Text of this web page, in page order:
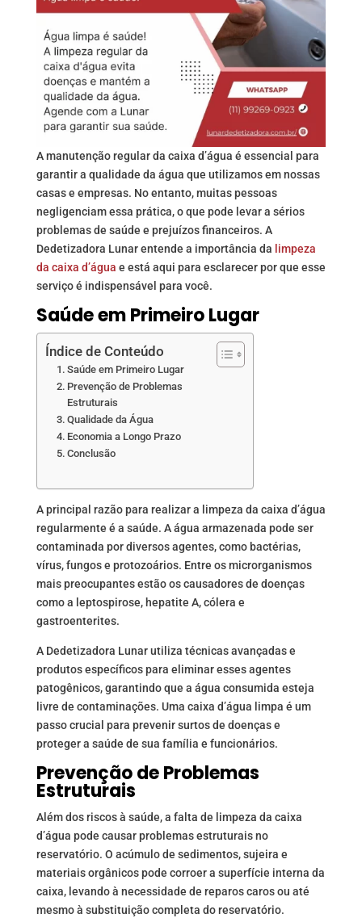
A manutenção regular da caixa d’água é essencial para
garantir a qualidade da água que utilizamos em nossas
casas e empresas. No entanto, muitas pessoas
negligenciam essa prática, o que pode levar a sérios
problemas de saúde e prejuízos financeiros. A
Dedetizadora Lunar entende a importância da limpeza
da caixa d’água e está aqui para esclarecer por que esse
serviço é indispensável para você.
Saúde em Primeiro Lugar
Índice de Conteúdo
Saúde em Primeiro Lugar
Prevenção de Problemas
Estruturais
Qualidade da Água
Economia a Longo Prazo
Conclusão
A principal razão para realizar a limpeza da caixa d’água
regularmente é a saúde. A água armazenada pode ser
contaminada por diversos agentes, como bactérias,
vírus, fungos e protozoários. Entre os microrganismos
mais preocupantes estão os causadores de doenças
como a leptospirose, hepatite A, cólera e
gastroenterites.
A Dedetizadora Lunar utiliza técnicas avançadas e
produtos específicos para eliminar esses agentes
patogênicos, garantindo que a água consumida esteja
livre de contaminações. Uma caixa d’água limpa é um
passo crucial para prevenir surtos de doenças e
proteger a saúde de sua família e funcionários.
Prevenção de Problemas
Estruturais
Além dos riscos à saúde, a falta de limpeza da caixa
d’água pode causar problemas estruturais no
reservatório. O acúmulo de sedimentos, sujeira e
materiais orgânicos pode corroer a superfície interna da
caixa, levando à necessidade de reparos caros ou até
mesmo à substituição completa do reservatório.